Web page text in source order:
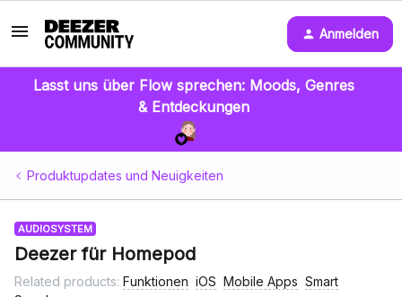
Anmelden
Lasst uns über Flow sprechen: Moods, Genres
& Entdeckungen
Produktupdates und Neuigkeiten
AUDIOSYSTEM
Deezer für Homepod
Related products: Funktionen iOS Mobile Apps Smart